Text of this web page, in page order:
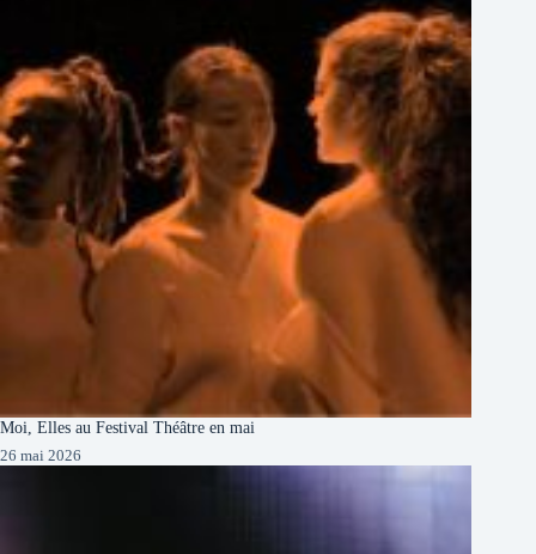
Moi, Elles au Festival Théâtre en mai
26 mai 2026